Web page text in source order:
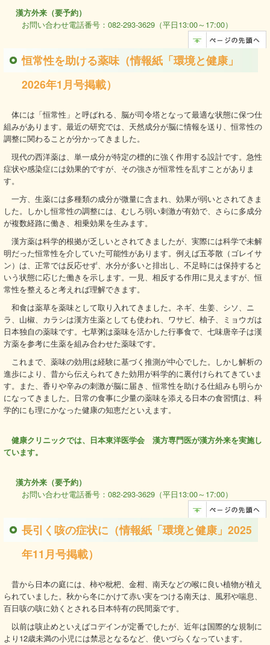
漢方外来（要予約）
お問い合わせ電話番号：082-293-3629（平日13:00～17:00）
恒常性を助ける薬味（情報紙「環境と健康」
2026年1月号掲載）
体には「恒常性」と呼ばれる、脳が司令塔となって最適な状態に保つ仕
組みがあります。最近の研究では、天然成分が脳に情報を送り、恒常性の
調整に関わることが分かってきました。
現代の西洋薬は、単一成分が特定の標的に強く作用する設計です。急性
症状や感染症には効果的ですが、その強さが恒常性を乱すことがありま
す。
一方、生薬には多種類の成分が微量に含まれ、効果が弱いとされてきま
した。しかし恒常性の調整には、むしろ弱い刺激が有効で、さらに多成分
が複数経路に働き、相乗効果を生みます。
漢方薬は科学的根拠が乏しいとされてきましたが、実際には科学で未解
明だった恒常性を介していた可能性があります。例えば五苓散（ゴレイサ
ン）は、正常では反応せず、水分が多いと排出し、不足時には保持すると
いう状態に応じた働きを示します。一見、相反する作用に見えますが、恒
常性を整えると考えれば理解できます。
和食は薬草を薬味として取り入れてきました。ネギ、生姜、シソ、ニ
ラ、山椒、カラシは漢方生薬としても使われ、ワサビ、柚子、ミョウガは
日本独自の薬味です。七草粥は薬味を活かした行事食で、七味唐辛子は漢
方薬を参考に生薬を組み合わせた薬味です。
これまで、薬味の効用は経験に基づく推測が中心でした。しかし解析の
進歩により、昔から伝えられてきた効用が科学的に裏付けられてきていま
す。また、香りや辛みの刺激が脳に届き、恒常性を助ける仕組みも明らか
になってきました。日常の食事に少量の薬味を添える日本の食習慣は、科
学的にも理にかなった健康の知恵だといえます。
健康クリニックでは、日本東洋医学会 漢方専門医が漢方外来を実施し
ています。
漢方外来（要予約）
お問い合わせ電話番号：082-293-3629（平日13:00～17:00）
長引く咳の症状に（情報紙「環境と健康」2025
年11月号掲載）
昔から日本の庭には、柿や枇杷、金柑、南天などの喉に良い植物が植え
られていました。秋から冬にかけて赤い実をつける南天は、風邪や喘息、
百日咳の咳に効くとされる日本特有の民間薬です。
以前は咳止めといえばコデインが定番でしたが、近年は国際的な規制に
より12歳未満の小児には禁忌となるなど、使いづらくなっています。